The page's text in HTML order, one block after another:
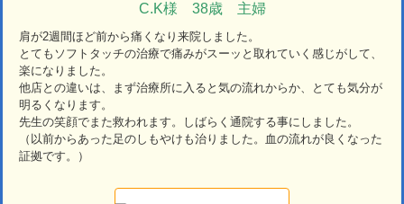
C.K様 38歳 主婦
肩が2週間ほど前から痛くなり来院しました。
とてもソフトタッチの治療で痛みがスーッと取れていく感じがして、
楽になりました。
他店との違いは、まず治療所に入ると気の流れからか、とても気分が
明るくなります。
先生の笑顔でまた救われます。しばらく通院する事にしました。
（以前からあった足のしもやけも治りました。血の流れが良くなった
証拠です。）